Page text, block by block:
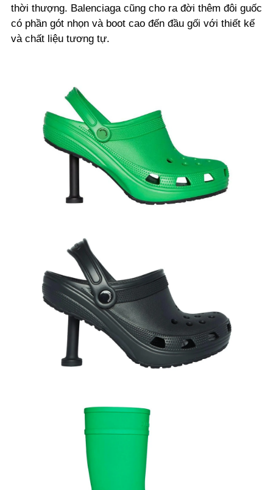
thời thượng. Balenciaga cũng cho ra đời thêm đôi guốc
có phần gót nhọn và boot cao đến đầu gối với thiết kế
và chất liệu tương tự.